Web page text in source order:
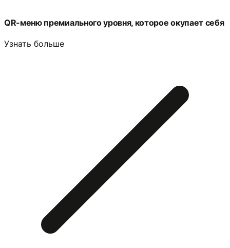
QR-меню премиального уровня, которое окупает себя
Узнать больше